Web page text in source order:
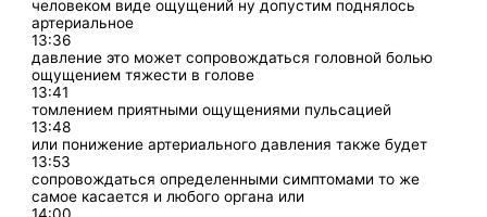
человеком виде ощущений ну допустим поднялось
артериальное
13:36
давление это может сопровождаться головной болью
ощущением тяжести в голове
13:41
томлением приятными ощущениями пульсацией
13:48
или понижение артериального давления также будет
13:53
сопровождаться определенными симптомами то же
самое касается и любого органа или